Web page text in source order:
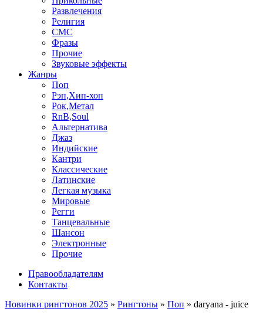
Развлечения
Религия
СМС
Фразы
Прочие
Звуковые эффекты
Жанры
Поп
Рэп,Хип-хоп
Рок,Метал
RnB,Soul
Альтернатива
Джаз
Индийские
Кантри
Классические
Латинские
Легкая музыка
Мировые
Регги
Танцевальные
Шансон
Электронные
Прочие
Правообладателям
Контакты
Новинки рингтонов 2025 » Рингтоны » Поп » daryana - juice